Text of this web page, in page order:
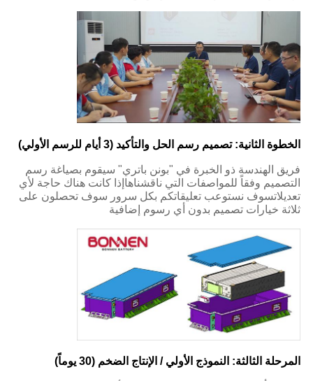
الخطوة الثانية: تصميم رسم الحل والتأكيد (3 أيام للرسم الأولي)
فريق الهندسة ذو الخبرة في "بونن باتري" سيقوم بصياغة رسم
التصميم وفقاً للمواصفات التي ناقشناهاإذا كانت هناك حاجة لأي
تعديلاتسوف نستوعب تعليقاتكم بكل سرور سوف تحصلون على
ثلاثة خيارات تصميم بدون أي رسوم إضافية
المرحلة الثالثة: النموذج الأولي / الإنتاج الضخم (30 يوماً)